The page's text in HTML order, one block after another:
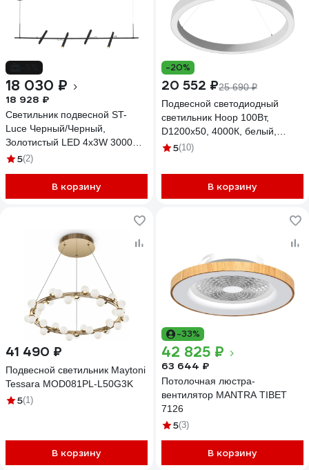
18 030 ₽
18 928 ₽
Светильник подвесной ST-
Luce Черный/Черный,
Золотистый LED 4х3W 3000K
ST luce SL6210.403.04
5(2)
В корзину
-20%
20 552 ₽25 690 ₽
Подвесной светодиодный
светильник Hoop 100Вт,
D1200x50, 4000К, белый,
подвесной, IP40
Hoop-D1200x50-100w-4k-w-p
5(10)
В корзину
41 490 ₽
Подвесной светильник Maytoni
Tessara MOD081PL-L50G3K
5(1)
В корзину
-33%
42 825 ₽
63 644 ₽
Потолочная люстра-
вентилятор MANTRA TIBET
7126
5(3)
В корзину